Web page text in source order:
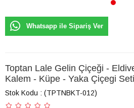
Whatsapp ile Sipariş Ver
Toptan Lale Gelin Çiçeği -
Kalem - Küpe - Yaka Çiçegi Seti
Stok Kodu (TPTNBKT-012)